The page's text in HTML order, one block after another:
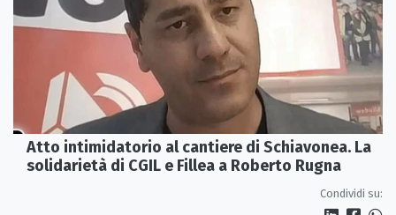
Atto intimidatorio al cantiere di Schiavonea. La
solidarietà di CGIL e Fillea a Roberto Rugna
Condividi su: